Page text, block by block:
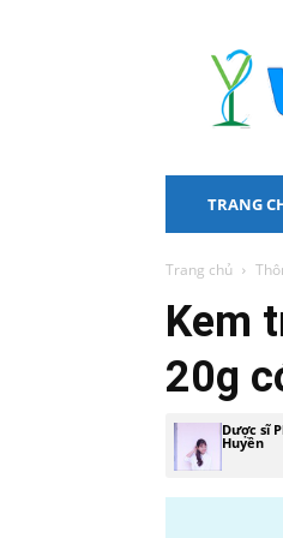
Nhà
Thuốc
Vinh
Lợi
TRANG
Trang chủ
Kem
20g
Dược sĩ
Huyền